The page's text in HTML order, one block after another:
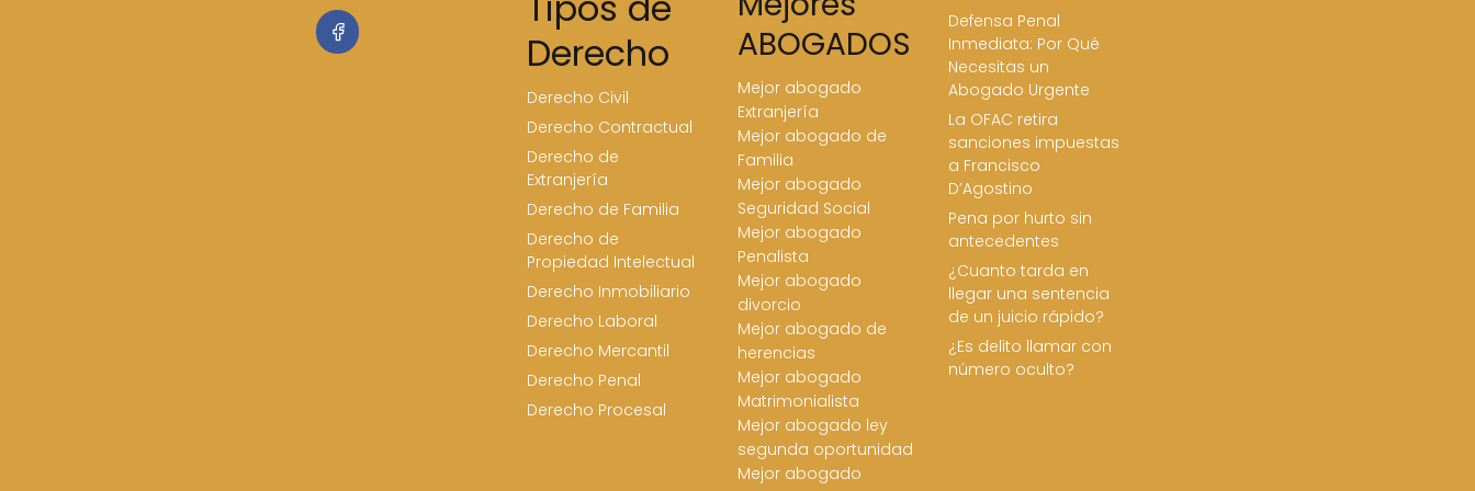
Derecho
Derecho Civil
Derecho Contractual
Derecho de
Extranjería
Derecho de Familia
Derecho de
Propiedad Intelectual
Derecho Inmobiliario
Derecho Laboral
Derecho Mercantil
Derecho Penal
Derecho Procesal
ABOGADOS
Mejor abogado
Extranjería
Mejor abogado de
Familia
Mejor abogado
Seguridad Social
Mejor abogado
Penalista
Mejor abogado
divorcio
Mejor abogado de
herencias
Mejor abogado
Matrimonialista
Mejor abogado ley
segunda oportunidad
Mejor abogado
Defensa Penal
Inmediata: Por Qué
Necesitas un
Abogado Urgente
La OFAC retira
sanciones impuestas
a Francisco
D’Agostino
Pena por hurto sin
antecedentes
¿Cuanto tarda en
llegar una sentencia
de un juicio rápido?
¿Es delito llamar con
número oculto?